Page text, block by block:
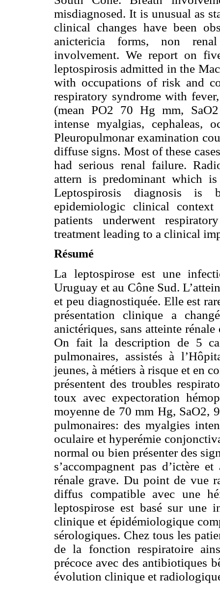
misdiagnosed. It is unusual as
clinical changes have been
anictericia forms, non
involvement. We report on
leptospirosis admitted in the
with occupations of risk and
respiratory syndrome with
(mean PO2 70 Hg mm,
intense myalgias, cephaleas,
Pleuropulmonar examination
diffuse signs. Most of these
had serious renal failure.
attern is predominant which
Leptospirosis diagnosis is
epidemiologic clinical
patients underwent
treatment leading to a clinical
Résumé
La leptospirose est une
Uruguay et au Cône Sud.
et peu diagnostiquée. Elle est
présentation clinique a
anictériques, sans atteinte
On fait la description de 5
pulmonaires, assistés à
jeunes, à métiers à risque et en
présentent des troubles
toux avec expectoration
moyenne de 70 mm Hg, SaO2,
pulmonaires: des myalgies
oculaire et hyperémie
normal ou bien présenter des
s’accompagnent pas d’ictère
rénale grave. Du point de vue
diffus compatible avec une
leptospirose est basé sur une
clinique et épidémiologique
sérologiques. Chez tous les
de la fonction respiratoire
précoce avec des antibiotiques
évolution clinique et